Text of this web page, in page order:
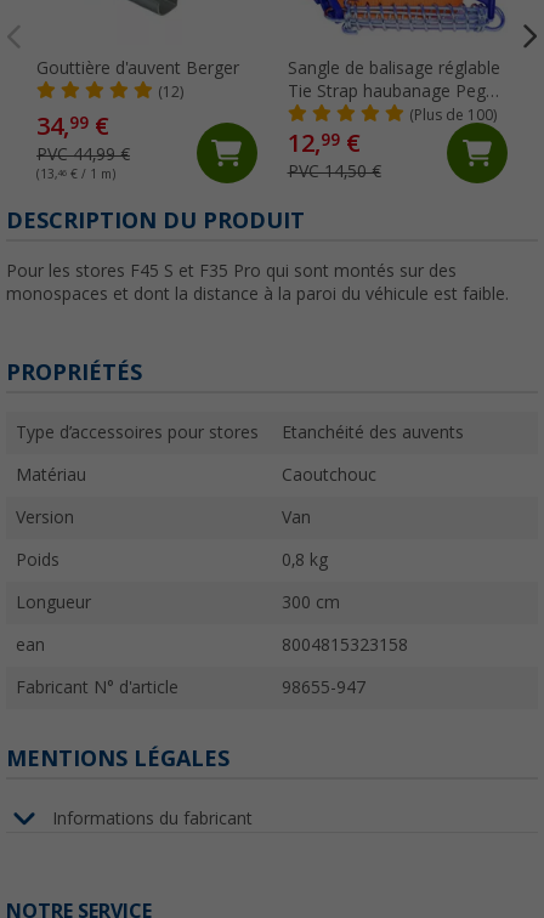
Gouttière d'auvent Berger
(12)
34,99 €
PVC 44,99 €
(13,46 € / 1 m)
Sangle de balisage réglable
Tie Strap haubanage Peggy
Peg
(Plus de 100)
12,99€
PVC 14,50 €
DESCRIPTION DU PRODUIT
Pour les stores F45 S et F35 Pro qui sont montés sur des
monospaces et dont la distance à la paroi du véhicule est faible.
PROPRIÉTÉS
Type d’accessoires pour stores Etanchéité des auvents
Matériau Caoutchouc
Version Van
Poids 0,8 kg
Longueur 300 cm
ean 8004815323158
Fabricant N° d'article 98655-947
MENTIONS LÉGALES
Informations du fabricant
NOTRE SERVICE